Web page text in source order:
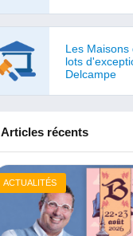
Les
lots
Delcampe
Articles récents
ACTUALITÉS